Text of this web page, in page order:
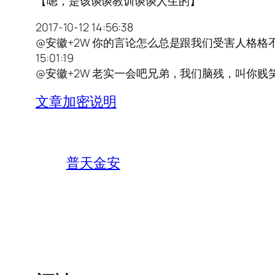
2017-10-12 14:56:38
@安徽+2W 你的言论怎么总是跟我们受害人格格
15:01:19
@安徽+2W 老实一会吧兄弟，我们脑残，叫你贱
文章加密说明
普天金安